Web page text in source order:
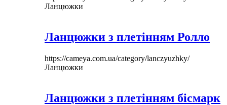
Ланцюжки
Ланцюжки з плетінням Ролло
https://cameya.com.ua/category/lanczyuzhky/
Ланцюжки
Ланцюжки з плетінням бісмарк